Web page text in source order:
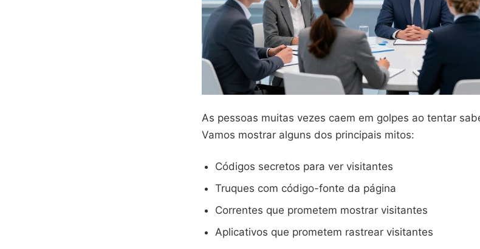
As pessoas muitas vezes caem em golpes ao tentar
Vamos mostrar alguns dos principais mitos:
Códigos secretos para ver visitantes
Truques com código-fonte da página
Correntes que prometem mostrar visitantes
Aplicativos que prometem rastrear visitantes